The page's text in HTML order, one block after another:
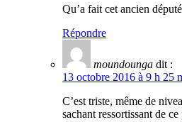
Qu’a fait cet ancien
Répondre
moundounga dit :
13 octobre 2016 à 9 h 25
C’est triste, même de
sachant ressortissant de ce